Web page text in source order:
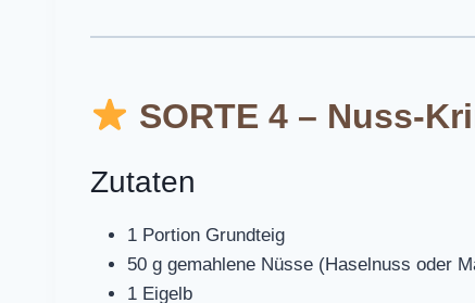
SORTE 4 – Nuss-
Zutaten
1 Portion Grundteig
50 g gemahlene Nüsse (Haselnuss oder
1 Eigelb